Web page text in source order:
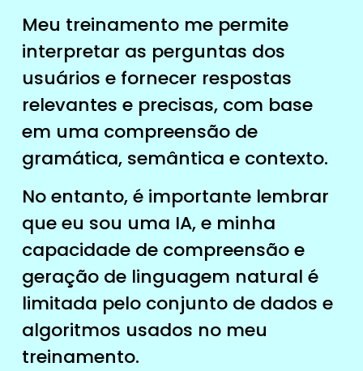
Meu treinamento me permite
interpretar as perguntas dos
usuários e fornecer respostas
relevantes e precisas, com base
em uma compreensão de
gramática, semântica e contexto.
No entanto, é importante lembrar
que eu sou uma IA, e minha
capacidade de compreensão e
geração de linguagem natural é
limitada pelo conjunto de dados e
algoritmos usados no meu
treinamento.